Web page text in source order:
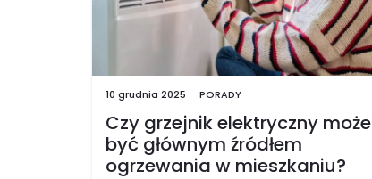
10 grudnia 2025 PORADY
Czy grzejnik elektryczny może
być głównym źródłem
ogrzewania w mieszkaniu?